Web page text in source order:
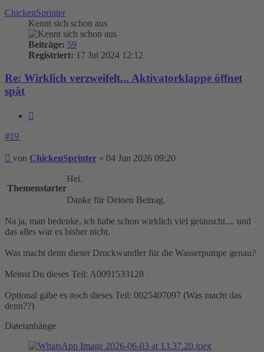
ChickenSprinter
Kennt sich schon aus
Beiträge: 59
Registriert: 17 Jul 2024 12:12
Re: Wirklich verzweifelt... Aktivatorklappe öffnet
spät
#19
Beitrag
von ChickenSprinter » 04 Jun 2026 09:20
Themenstarter
Hei.
Danke für Deinen Beitrag.
Na ja, man bedenke, ich habe schon wirklich viel getauscht.... und
das alles war es bisher nicht.
Was macht denn dieser Druckwandler für die Wasserpumpe genau?
Meinst Du dieses Teil: A0091533128
Optional gäbe es noch dieses Teil: 0025407097 (Was macht das
denn??)
Dateianhänge